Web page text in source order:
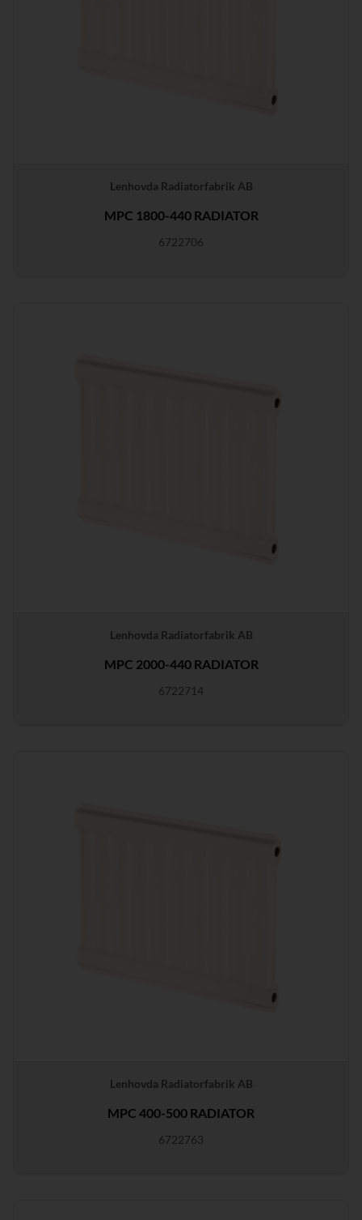
Lenhovda Radiatorfabrik AB
MPC 1800-440 RADIATOR
6722706
Lenhovda Radiatorfabrik AB
MPC 2000-440 RADIATOR
6722714
Lenhovda Radiatorfabrik AB
MPC 400-500 RADIATOR
6722763